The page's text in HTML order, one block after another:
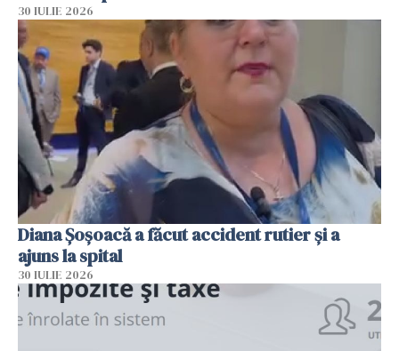
30 IULIE 2026
Diana Șoșoacă a făcut accident rutier și a
ajuns la spital
30 IULIE 2026